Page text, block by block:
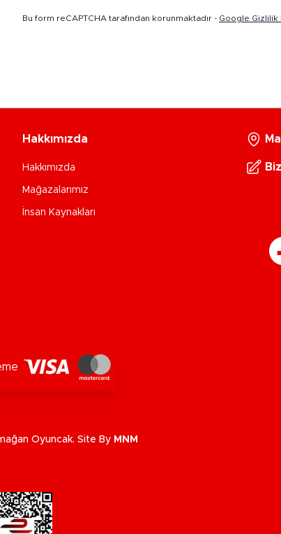
Bu form reCAPTCHA tarafından korunmaktadır - Google Gizlilik
Hakkımızda
Hakkımızda
Mağazalarımız
İnsan Kaynakları
Oyuncak. Site By MNM